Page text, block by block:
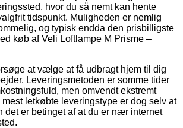
hvor du så nemt kan hente
tidspunkt. Muligheden er nemlig
og typisk endda den prisbilligste
køb af Veli Loftlampe M Prisme –
at vælge at få udbragt hjem til dig
Leveringsmetoden er somme tider
men omvendt ekstremt
letkøbte leveringstype er dog selv at
det er betinget af at du er nær internet